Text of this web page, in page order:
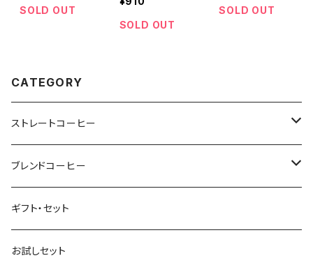
SOLD OUT
SOLD OUT
SOLD OUT
CATEGORY
ストレートコーヒー
マイルド
さっぱり
香りまろやか
ブレンドコーヒー
マイルド
さっぱり
ギフト・セット
お試しセット